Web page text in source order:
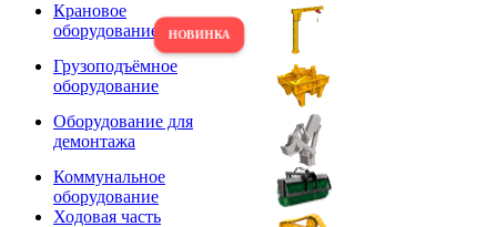
Крановое
оборудование
Грузоподъёмное
оборудование
Оборудование для
демонтажа
Коммунальное
оборудование
Ходовая часть